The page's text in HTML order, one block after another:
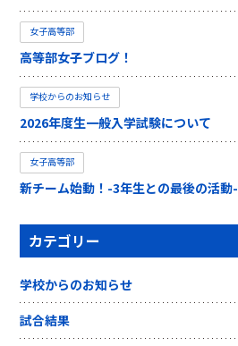
女子高等部
高等部女子ブログ！
学校からのお知らせ
2026年度生一般入学試験について
女子高等部
新チーム始動！-3年生との最後の活動-
カテゴリー
学校からのお知らせ
試合結果